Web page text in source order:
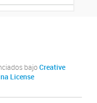
bajo Creative
License